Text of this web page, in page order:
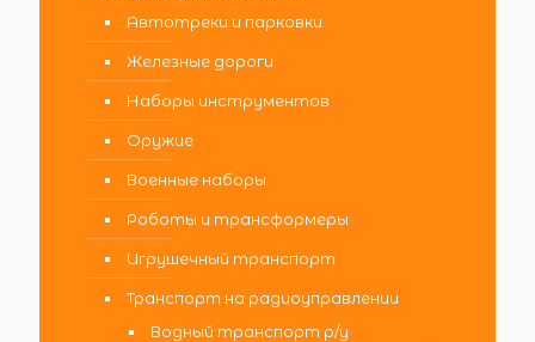
Автотреки и парковки
Железные дороги
Наборы инструментов
Оружие
Военные наборы
Роботы и трансформеры
Игрушечный транспорт
Транспорт на радиоуправлении
Водный транспорт р/у